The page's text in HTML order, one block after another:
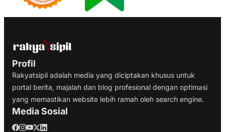
Profil
Rakyatsipil adalah media yang diciptakan khusus untuk
portal berita, majalah dan blog profesional dengan optimasi
yang memastikan website lebih ramah oleh search engine.
Media Sosial